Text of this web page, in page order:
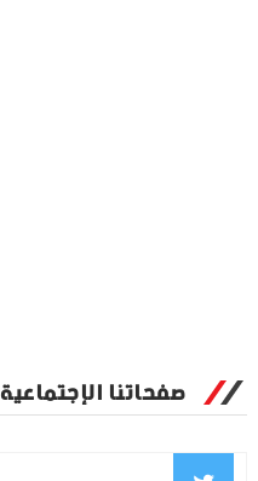
صفحاتنا الإجتماعية